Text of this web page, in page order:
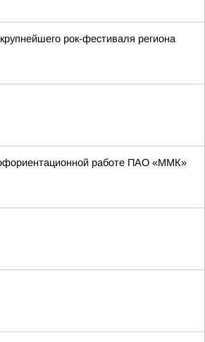
рок-фестиваля региона
работе ПАО «ММК»